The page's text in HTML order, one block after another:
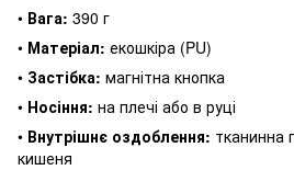
• Вага: 390 г
• Матеріал: екошкіра (PU)
• Застібка: магнітна кнопка
• Носіння: на плечі або в руці
• Внутрішнє оздоблення: тканинна
кишеня